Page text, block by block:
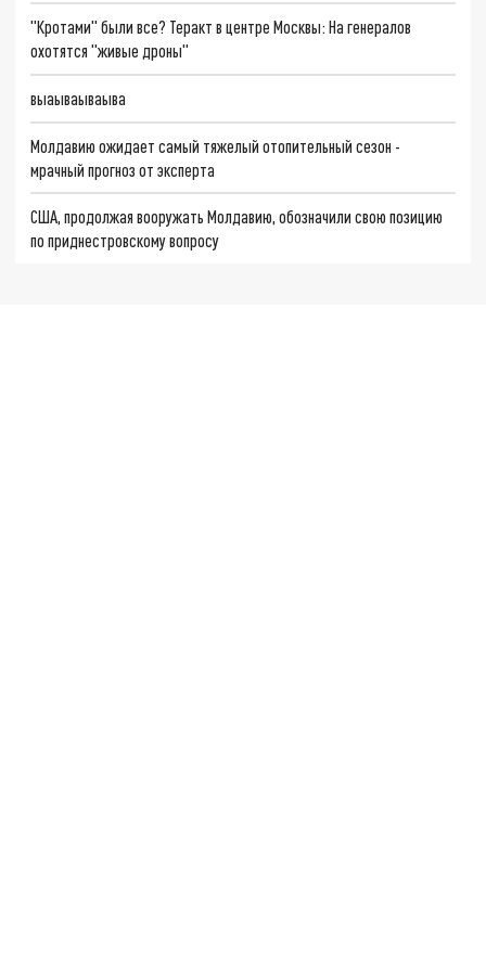
"Кротами" были все? Теракт в центре Москвы: На генералов
охотятся "живые дроны"
выаываываыва
Молдавию ожидает самый тяжелый отопительный сезон -
мрачный прогноз от эксперта
США, продолжая вооружать Молдавию, обозначили свою позицию
по приднестровскому вопросу